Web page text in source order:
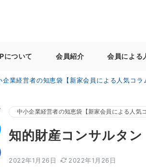
について 会員紹介 会員による
企業経営者の知恵袋【新家会員による人気コラ
中小企業経営者の知恵袋【新家会員による人気コ
知的財産コンサルタ
2022年1月26日 2022年1月26日